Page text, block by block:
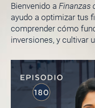
Bienvenido a Finanzas
ayudo a optimizar tus
comprender cómo
inversiones, y cultivar